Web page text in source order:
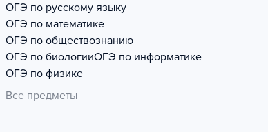
ОГЭ по русскому языку
ОГЭ по математике
ОГЭ по обществознанию
ОГЭ по биологииОГЭ по информатике
ОГЭ по физике
Все предметы